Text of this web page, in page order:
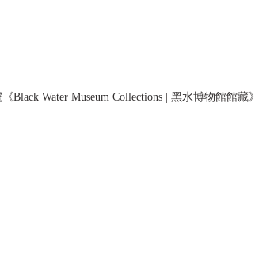
Water Museum Collections | 黑水博物館館藏》